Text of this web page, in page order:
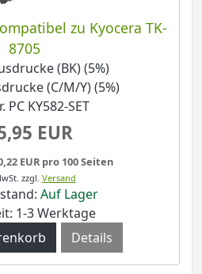
zu Kyocera TK-
8705
(BK) (5%)
(C/M/Y) (5%)
PC KY582-SET
EUR
EUR pro 100 Seiten
zzgl. Versand
Auf Lager
1-3 Werktage
Details